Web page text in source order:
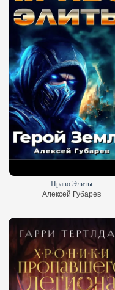
Право Элиты
Алексей Губарев